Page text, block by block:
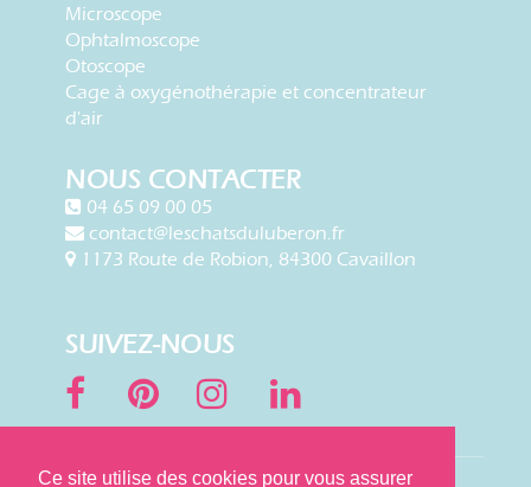
Ce site utilise des cookies pour vous assurer
Microscope
Ophtalmoscope
Otoscope
Cage à oxygénothérapie et concentrateur
d'air
NOUS CONTACTER
04 65 09 00 05
contact@leschatsduluberon.fr
1173 Route de Robion, 84300 Cavaillon
SUIVEZ-NOUS